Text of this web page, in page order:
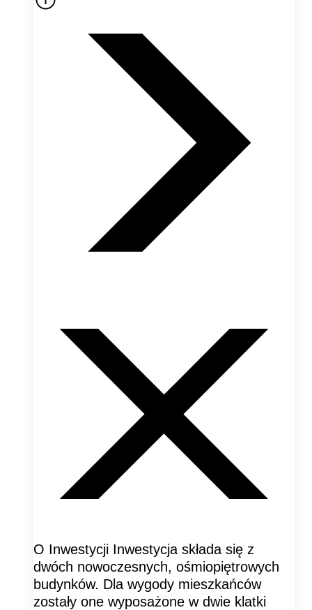
O Inwestycji Inwestycja składa się z
dwóch nowoczesnych, ośmiopiętrowych
budynków. Dla wygody mieszkańców
zostały one wyposażone w dwie klatki